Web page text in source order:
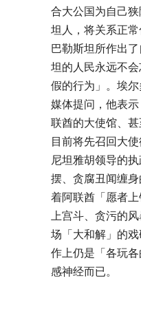
合大公国为自己
坦人，将关系正
巴勒斯坦所作出
坦的人民永远不
假的行为」。埃
媒体提问，他表
联酋的大使馆、
目前将先召回大
尼坦雅胡领导的
摆、贪腐丑闻缠
着阿联酋「愿者
上宫斗、贪污的
场「大和解」的
作上仍是「各玩
感神经而已。